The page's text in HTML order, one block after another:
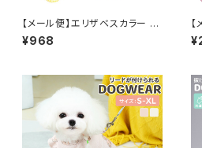
【メール便】エリザベスカラー 犬
小型犬 猫 ペット ペットグッズ ド
ーナツ ソフト 軽量 クッション 枕
¥968
ン